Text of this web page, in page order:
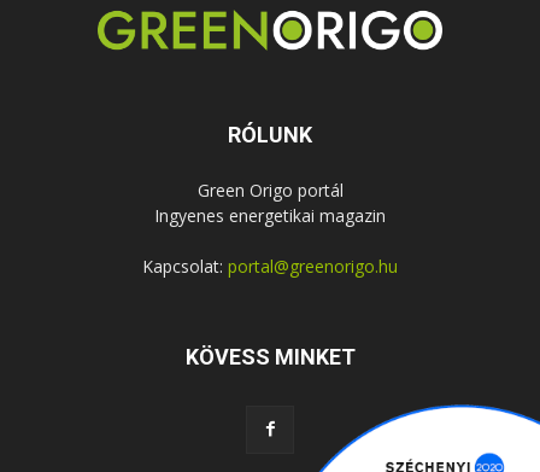
RÓLUNK
Green Origo portál
Ingyenes energetikai magazin
Kapcsolat: portal@greenorigo.hu
KÖVESS MINKET